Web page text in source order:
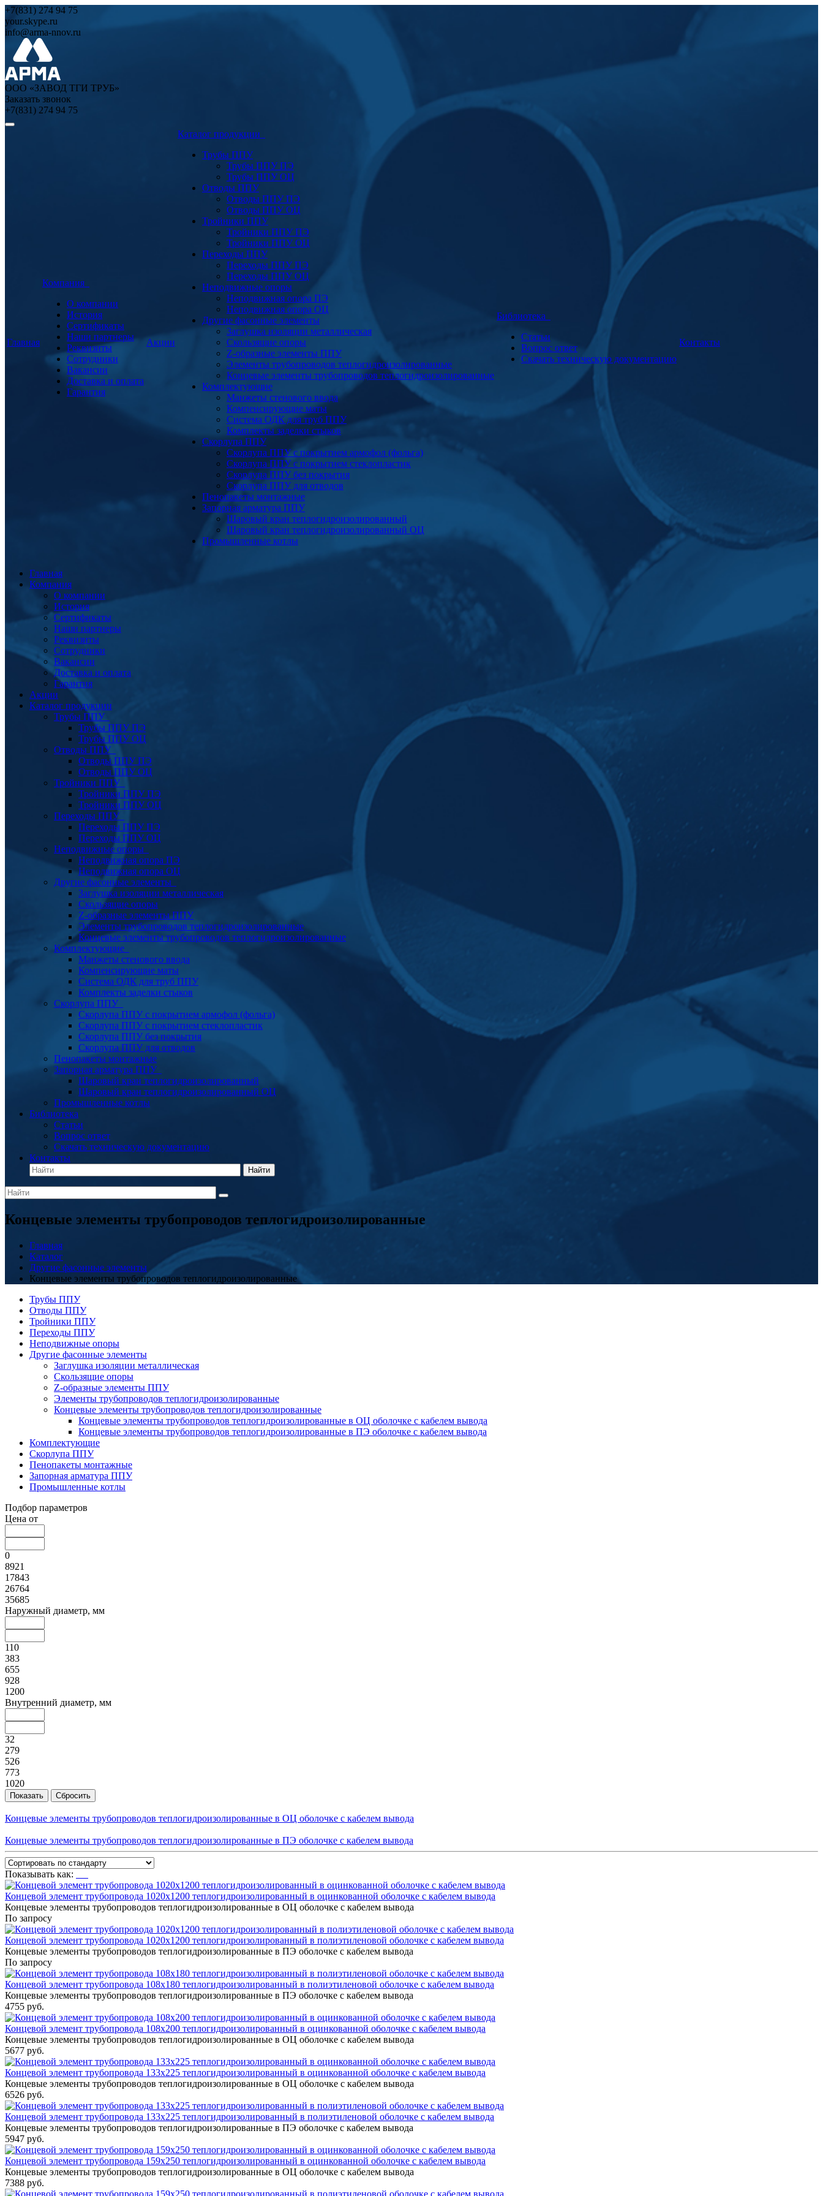
+7(831) 274 94 75
your.skype.ru
info@arma-nnov.ru
ООО «ЗАВОД ТГИ ТРУБ»
Заказать звонок
+7(831) 274 94 75
Главная
Компания
О компании
История
Сертификаты
Наши партнеры
Реквизиты
Сотрудники
Вакансии
Доставка и оплата
Гарантия
Акции
Каталог продукции
Трубы ППУ
Трубы ППУ ПЭ
Трубы ППУ ОЦ
Отводы ППУ
Отводы ППУ ПЭ
Отводы ППУ ОЦ
Тройники ППУ
Тройники ППУ ПЭ
Тройники ППУ ОЦ
Переходы ППУ
Переходы ППУ ПЭ
Переходы ППУ ОЦ
Неподвижные опоры
Неподвижная опора ПЭ
Неподвижная опора ОЦ
Другие фасонные элементы
Заглушка изоляции металлическая
Скользящие опоры
Z-образные элементы ППУ
Элементы трубопроводов теплогидроизолированные
Концевые элементы трубопроводов теплогидроизолированные
Комплектующие
Манжеты стенового ввода
Компенсирующие маты
Система ОДК для труб ППУ
Комплекты заделки стыков
Скорлупа ППУ
Скорлупа ППУ с покрытием армофол (фольга)
Скорлупа ППУ с покрытием стеклопластик
Скорлупа ППУ без покрытия
Скорлупа ППУ для отводов
Пенопакеты монтажные
Запорная арматура ППУ
Шаровый кран теплогидроизолированный
Шаровый кран теплогидроизолированный ОЦ
Промышленные котлы
Библиотека
Статьи
Вопрос ответ
Скачать техническую документацию
Контакты
Главная
Компания
О компании
История
Сертификаты
Наши партнеры
Реквизиты
Сотрудники
Вакансии
Доставка и оплата
Гарантия
Акции
Каталог продукции
Трубы ППУ
Трубы ППУ ПЭ
Трубы ППУ ОЦ
Отводы ППУ
Отводы ППУ ПЭ
Отводы ППУ ОЦ
Тройники ППУ
Тройники ППУ ПЭ
Тройники ППУ ОЦ
Переходы ППУ
Переходы ППУ ПЭ
Переходы ППУ ОЦ
Неподвижные опоры
Неподвижная опора ПЭ
Неподвижная опора ОЦ
Другие фасонные элементы
Заглушка изоляции металлическая
Скользящие опоры
Z-образные элементы ППУ
Элементы трубопроводов теплогидроизолированные
Концевые элементы трубопроводов теплогидроизолированные
Комплектующие
Манжеты стенового ввода
Компенсирующие маты
Система ОДК для труб ППУ
Комплекты заделки стыков
Скорлупа ППУ
Скорлупа ППУ с покрытием армофол (фольга)
Скорлупа ППУ с покрытием стеклопластик
Скорлупа ППУ без покрытия
Скорлупа ППУ для отводов
Пенопакеты монтажные
Запорная арматура ППУ
Шаровый кран теплогидроизолированный
Шаровый кран теплогидроизолированный ОЦ
Промышленные котлы
Библиотека
Статьи
Вопрос ответ
Скачать техническую документацию
Контакты
Найти
Концевые элементы трубопроводов теплогидроизолированные
Главная
Каталог
Другие фасонные элементы
Концевые элементы трубопроводов теплогидроизолированные
Трубы ППУ
Отводы ППУ
Тройники ППУ
Переходы ППУ
Неподвижные опоры
Другие фасонные элементы
Заглушка изоляции металлическая
Скользящие опоры
Z-образные элементы ППУ
Элементы трубопроводов теплогидроизолированные
Концевые элементы трубопроводов теплогидроизолированные
Концевые элементы трубопроводов теплогидроизолированные в ОЦ оболочке с кабелем вывода
Концевые элементы трубопроводов теплогидроизолированные в ПЭ оболочке с кабелем вывода
Комплектующие
Скорлупа ППУ
Пенопакеты монтажные
Запорная арматура ППУ
Промышленные котлы
Подбор параметров
Цена от
0
8921
17843
26764
35685
Наружный диаметр, мм
110
383
655
928
1200
Внутренний диаметр, мм
32
279
526
773
1020
Концевые элементы трубопроводов теплогидроизолированные в ОЦ оболочке с кабелем вывода
Концевые элементы трубопроводов теплогидроизолированные в ПЭ оболочке с кабелем вывода
Показывать как:
Концевой элемент трубопровода 1020x1200 теплогидроизолированный в оцинкованной оболочке с кабелем вывода
Концевые элементы трубопроводов теплогидроизолированные в ОЦ оболочке с кабелем вывода
По запросу
Концевой элемент трубопровода 1020x1200 теплогидроизолированный в полиэтиленовой оболочке с кабелем вывода
Концевые элементы трубопроводов теплогидроизолированные в ПЭ оболочке с кабелем вывода
По запросу
Концевой элемент трубопровода 108x180 теплогидроизолированный в полиэтиленовой оболочке с кабелем вывода
Концевые элементы трубопроводов теплогидроизолированные в ПЭ оболочке с кабелем вывода
4755 руб.
Концевой элемент трубопровода 108x200 теплогидроизолированный в оцинкованной оболочке с кабелем вывода
Концевые элементы трубопроводов теплогидроизолированные в ОЦ оболочке с кабелем вывода
5677 руб.
Концевой элемент трубопровода 133x225 теплогидроизолированный в оцинкованной оболочке с кабелем вывода
Концевые элементы трубопроводов теплогидроизолированные в ОЦ оболочке с кабелем вывода
6526 руб.
Концевой элемент трубопровода 133x225 теплогидроизолированный в полиэтиленовой оболочке с кабелем вывода
Концевые элементы трубопроводов теплогидроизолированные в ПЭ оболочке с кабелем вывода
5947 руб.
Концевой элемент трубопровода 159x250 теплогидроизолированный в оцинкованной оболочке с кабелем вывода
Концевые элементы трубопроводов теплогидроизолированные в ОЦ оболочке с кабелем вывода
7388 руб.